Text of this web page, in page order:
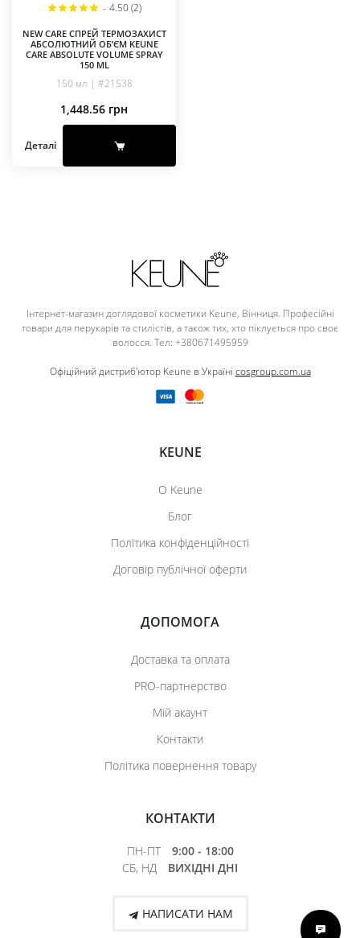
- 4.50 (2)
NEW CARE СПРЕЙ ТЕРМОЗАХИСТ
АБСОЛЮТНИЙ ОБ’ЄМ KEUNE
CARE ABSOLUTE VOLUME SPRAY
150 ML
150 мл | #21538
1,448.56 грн
Деталі
Інтернет-магазин доглядової косметики Keune, Вінниця. Професійні
товари для перукарів та стилістів, а також тих, хто піклується про своє
волосся. Тел: +380671495959
Офіційний дистриб'ютор Keune в Україні cosgroup.com.ua
KEUNE
О Keune
Блог
Політика конфіденційності
Договір публічної оферти
ДОПОМОГА
Доставка та оплата
PRO-партнерство
Мій акаунт
Контакти
Політика повернення товару
КОНТАКТИ
ПН-ПТ
9:00 - 18:00
СБ, НД
ВИХІДНІ ДНІ
НАПИСАТИ НАМ